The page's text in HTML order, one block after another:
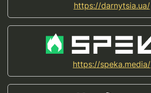
https://darnytsia.ua/
https://speka.media/